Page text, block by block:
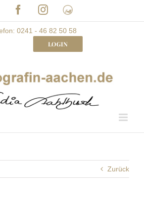
FacebookInstagram
Frau
mit
Bizz
0241 - 46 82 50 58
LOGIN
Zurück